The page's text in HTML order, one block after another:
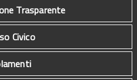
Trasparente
Civico